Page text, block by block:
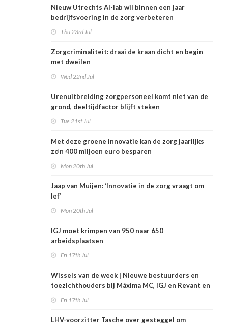
Nieuw Utrechts AI-lab wil binnen een jaar
bedrijfsvoering in de zorg verbeteren
Thu 23rd Jul
Zorgcriminaliteit: draai de kraan dicht en begin
met dweilen
Wed 22nd Jul
Urenuitbreiding zorgpersoneel komt niet van de
grond, deeltijdfactor blijft steken
Tue 21st Jul
Met deze groene innovatie kan de zorg jaarlijks
zo’n 400 miljoen euro besparen
Mon 20th Jul
Jaap van Muijen: ‘Innovatie in de zorg vraagt om
lef’
Mon 20th Jul
IGJ moet krimpen van 950 naar 650
arbeidsplaatsen
Fri 17th Jul
Wissels van de week | Nieuwe bestuurders en
toezichthouders bij Máxima MC, IGJ en Revant en
Fri 17th Jul
LHV-voorzitter Tasche over gesteggel om